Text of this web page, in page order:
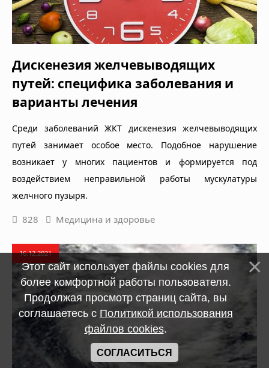
Дискенезия желчевыводящих
путей: специфика заболевания и
варианты лечения
Среди заболеваний ЖКТ дискенезия желчевыводящих
путей занимает особое место. Подобное нарушение
возникает у многих пациентов и формируется под
воздействием неправильной работы мускулатуры
желчного пузыря.
828 Медицина и здоровье
16.12.2021
Этот сайт использует файлы cookies для
более комфортной работы пользователя.
Продолжая просмотр страниц сайта, вы
соглашаетесь с Политикой использования
файлов cookies.
СОГЛАСИТЬСЯ